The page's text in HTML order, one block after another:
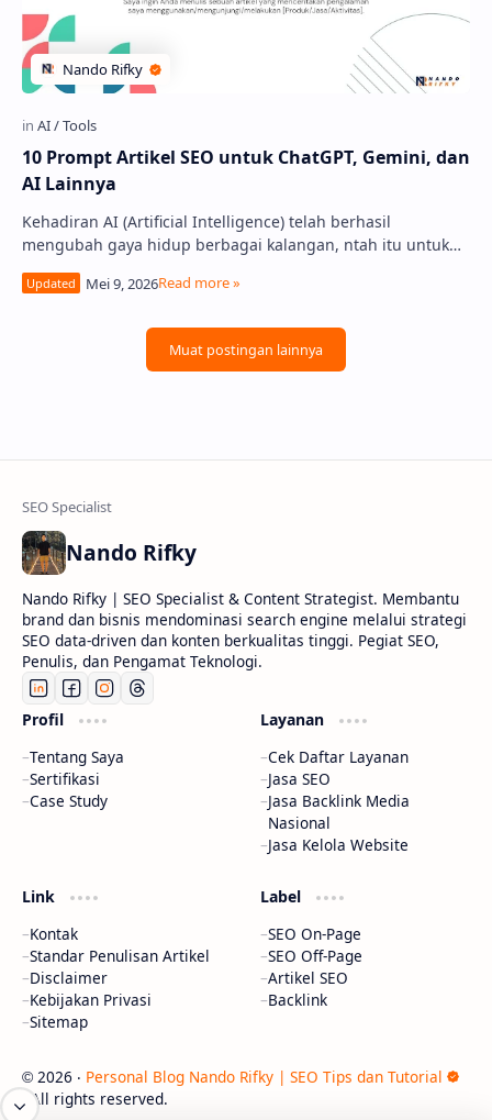
10 Prompt Artikel SEO untuk ChatGPT, Gemini, dan
AI Lainnya
Kehadiran AI (Artificial Intelligence) telah berhasil
mengubah gaya hidup berbagai kalangan, ntah itu untuk
kebutuhan pribadi, ataupun bisnis. T…
Nando Rifky
Nando Rifky | SEO Specialist & Content Strategist. Membantu
brand dan bisnis mendominasi search engine melalui strategi
SEO data-driven dan konten berkualitas tinggi. Pegiat SEO,
Penulis, dan Pengamat Teknologi.
Profil
Tentang Saya
Sertifikasi
Case Study
Layanan
Cek Daftar Layanan
Jasa SEO
Jasa Backlink Media
Nasional
Jasa Kelola Website
Link
Kontak
Standar Penulisan Artikel
Disclaimer
Kebijakan Privasi
Sitemap
Label
SEO On-Page
SEO Off-Page
Artikel SEO
Backlink
© 2026 ‧ Personal Blog Nando Rifky | SEO Tips dan Tutorial
‧ All rights reserved.